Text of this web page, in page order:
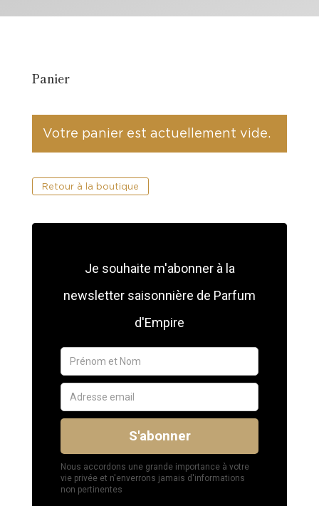
Panier
Votre panier est actuellement vide.
Retour à la boutique